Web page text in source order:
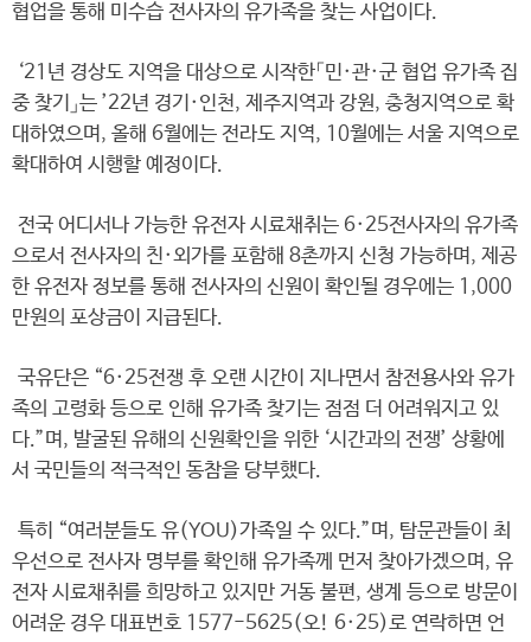
협업을 통해 미수습 전사자의 유가족을 찾는 사업이다.
‘21년 경상도 지역을 대상으로 시작한「민·관·군 협업 유가족 집
중 찾기」는 ’22년 경기·인천, 제주지역과 강원, 충청지역으로 확
대하였으며, 올해 6월에는 전라도 지역, 10월에는 서울 지역으로
확대하여 시행할 예정이다.
전국 어디서나 가능한 유전자 시료채취는 6·25전사자의 유가족
으로서 전사자의 친·외가를 포함해 8촌까지 신청 가능하며, 제공
한 유전자 정보를 통해 전사자의 신원이 확인될 경우에는 1,000
만원의 포상금이 지급된다.
국유단은 “6·25전쟁 후 오랜 시간이 지나면서 참전용사와 유가
족의 고령화 등으로 인해 유가족 찾기는 점점 더 어려워지고 있
다.”며, 발굴된 유해의 신원확인을 위한 ‘시간과의 전쟁’ 상황에
서 국민들의 적극적인 동참을 당부했다.
특히 “여러분들도 유(YOU)가족일 수 있다.”며, 탐문관들이 최
우선으로 전사자 명부를 확인해 유가족께 먼저 찾아가겠으며, 유
전자 시료채취를 희망하고 있지만 거동 불편, 생계 등으로 방문이
어려운 경우 대표번호 1577-5625(오! 6·25)로 연락하면 언